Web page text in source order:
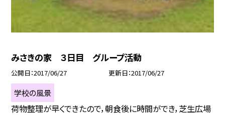
みさきの家 ３日目 グループ活動
公開日 2017/06/27 更新日 2017/06/27
学校の風景
荷物整理が早くできたので，朝食後に時間ができ，芝生広場